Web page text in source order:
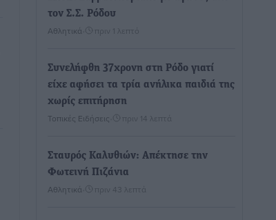
τον Σ.Σ. Ρόδου
Αθλητικά πριν 1 λεπτό
Συνελήφθη 37χρονη στη Ρόδο γιατί
είχε αφήσει τα τρία ανήλικα παιδιά της
χωρίς επιτήρηση
Τοπικές Ειδήσεις πριν 14 λεπτά
Σταυρός Καλυθιών: Απέκτησε την
Φωτεινή Πιζάνια
Αθλητικά πριν 43 λεπτά